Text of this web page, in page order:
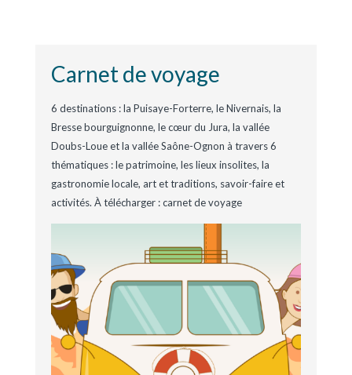
Carnet de voyage
6 destinations : la Puisaye-Forterre, le Nivernais, la
Bresse bourguignonne, le cœur du Jura, la vallée
Doubs-Loue et la vallée Saône-Ognon à travers 6
thématiques : le patrimoine, les lieux insolites, la
gastronomie locale, art et traditions, savoir-faire et
activités. À télécharger : carnet de voyage